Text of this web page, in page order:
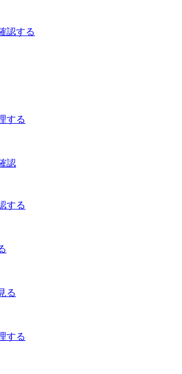
認する
する
認
する
る
する